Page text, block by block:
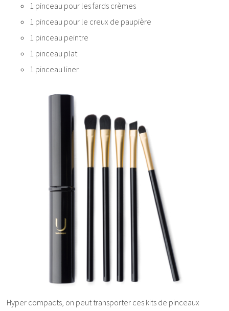
1 pinceau pour les fards crèmes
1 pinceau pour le creux de paupière
1 pinceau peintre
1 pinceau plat
1 pinceau liner
Hyper compacts, on peut transporter ces kits de pinceaux